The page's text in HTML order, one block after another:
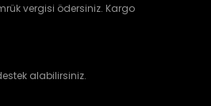
vergisi ödersiniz. Kargo
alabilirsiniz.